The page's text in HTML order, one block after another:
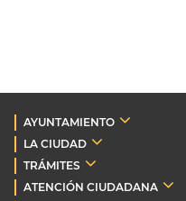
AYUNTAMIENTO
LA CIUDAD
TRÁMITES
ATENCIÓN CIUDADANA